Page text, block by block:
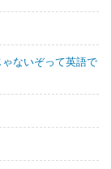
ないぞって英語で